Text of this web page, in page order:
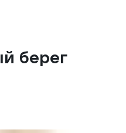
берег